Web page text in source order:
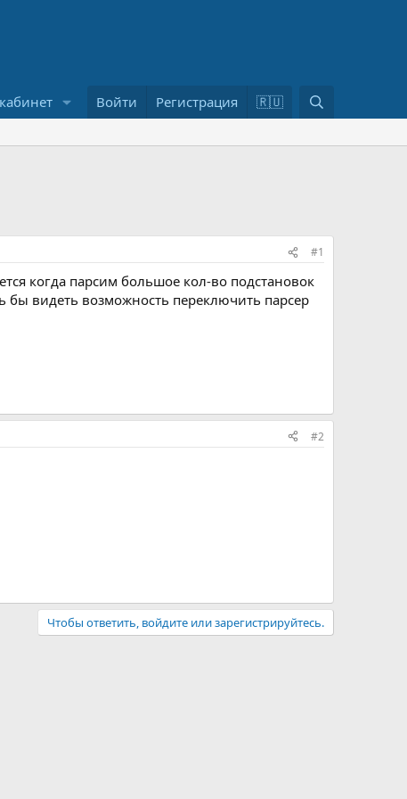
Войти Регистрация 🇷🇺
о
#1
когда парсим большое кол-во подстановок
бы видеть возможность переключить парсер
#2
Чтобы ответить, войдите или зарегистрируйтесь.